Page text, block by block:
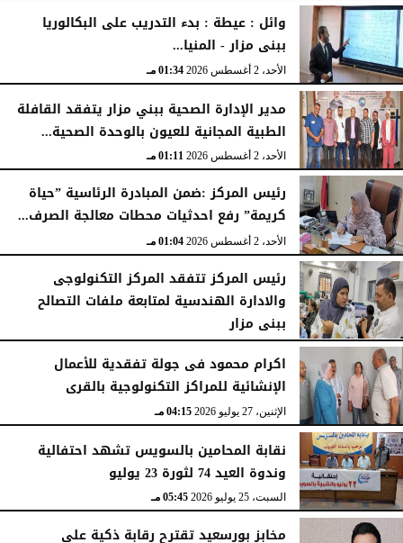
الإثنين، 3 أغسطس 2026
وائل : عيطة : بدء التدريب على البكالوريا
ببنى مزار - المنيا...
الأحد، 2 أغسطس 2026 01:34 مـ
مدير الإدارة الصحية ببني مزار يتفقد القافلة
الطبية المجانية للعيون بالوحدة الصحية...
الأحد، 2 أغسطس 2026 01:11 مـ
رئيس المركز :ضمن المبادرة الرئاسية ”حياة
كريمة” رفع احدثيات محطات معالجة الصرف...
الأحد، 2 أغسطس 2026 01:04 مـ
رئيس المركز تتفقد المركز التكنولوجى
والادارة الهندسية لمتابعة ملفات التصالح
ببنى مزار
الأربعاء، 29 يوليو 2026 02:03 مـ
اكرام محمود فى جولة تفقدية للأعمال
الإنشائية للمراكز التكنولوجية بالقرى
الإثنين، 27 يوليو 2026 04:15 مـ
نقابة المحامين بالسويس تشهد احتفالية
وندوة العيد 74 لثورة 23 يوليو
السبت، 25 يوليو 2026 05:45 مـ
مخابز بورسعيد تقترح رقابة ذكية على